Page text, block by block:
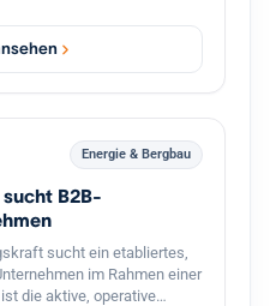
Energie & Bergbau
B2B-
sucht ein etabliertes,
im Rahmen einer
die aktive, operative